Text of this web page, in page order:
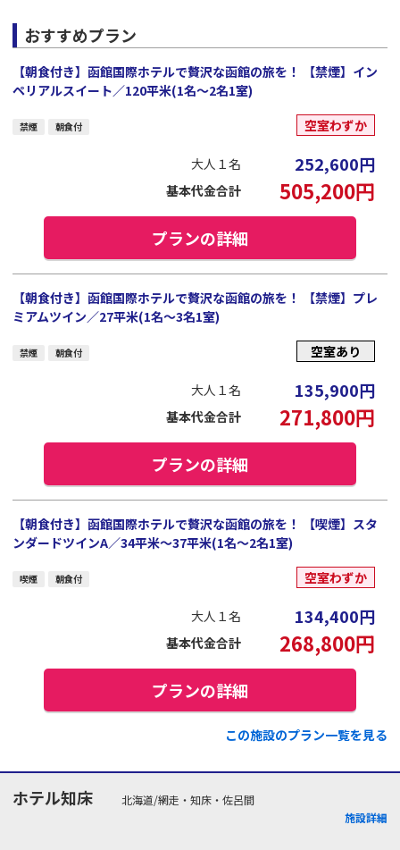
おすすめプラン
【朝食付き】函館国際ホテルで贅沢な函館の旅を！ 【禁煙】イン
ペリアルスイート／120平米(1名～2名1室)
禁煙 朝食付 空室わずか
大人１名 252,600円
基本代金合計 505,200円
プランの詳細
【朝食付き】函館国際ホテルで贅沢な函館の旅を！ 【禁煙】プレ
ミアムツイン／27平米(1名～3名1室)
禁煙 朝食付 空室あり
大人１名 135,900円
基本代金合計 271,800円
プランの詳細
【朝食付き】函館国際ホテルで贅沢な函館の旅を！ 【喫煙】スタ
ンダードツインA／34平米～37平米(1名～2名1室)
喫煙 朝食付 空室わずか
大人１名 134,400円
基本代金合計 268,800円
プランの詳細
この施設のプラン一覧を見る
ホテル知床
北海道/網走・知床・佐呂間
施設詳細